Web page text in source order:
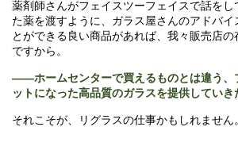
薬剤師さんがフェイスツーフェイスで話をし
た薬を渡すように、ガラス屋さんのアドバイ
とができる良い商品があれば、我々販売店
ですから。
――ホームセンターで買えるものとは違う、
ットになった高品質のガラスを提供していき
それこそが、リグラスの仕事かもしれません。